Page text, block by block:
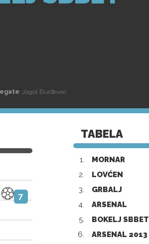
: Jagoš Đurđevac
7
TABELA
1. MORNAR
2.
LOVĆEN
3.
GRBALJ
4.
ARSENAL
5.
BOKELJ SBBET
6.
ARSENAL 2013